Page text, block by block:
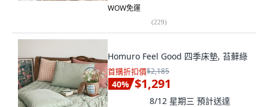
WOW免運
(229)
Homuro Feel Good 四季床墊, 苔蘚綠
首購折扣價$2,185
40% $1,291
8/12 星期三 預計送達